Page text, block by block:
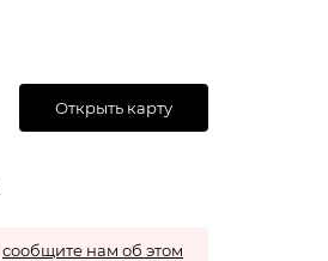
Открыть карту
сообщите нам об этом